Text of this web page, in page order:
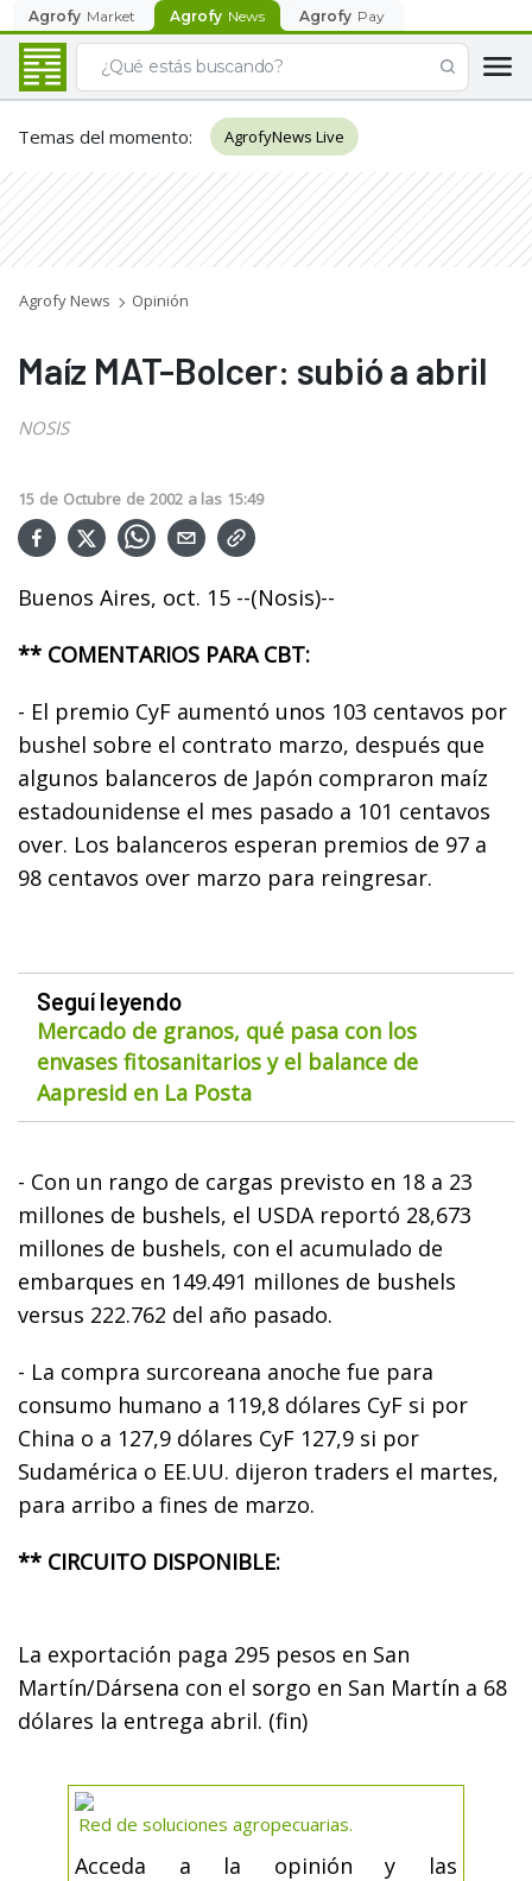
Agrofy Market Agrofy News Agrofy Pay
Temas del momento: AgrofyNews Live
Agrofy News Opinión
Maíz MAT-Bolcer: subió a abril
NOSIS
15 de Octubre de 2002 a las 15:49
Buenos Aires, oct. 15 --(Nosis)--
** COMENTARIOS PARA CBT:
- El premio CyF aumentó unos 103 centavos por
bushel sobre el contrato marzo, después que
algunos balanceros de Japón compraron maíz
estadounidense el mes pasado a 101 centavos
over. Los balanceros esperan premios de 97 a
98 centavos over marzo para reingresar.
Seguí leyendo
Mercado de granos, qué pasa con los
envases fitosanitarios y el balance de
Aapresid en La Posta
- Con un rango de cargas previsto en 18 a 23
millones de bushels, el USDA reportó 28,673
millones de bushels, con el acumulado de
embarques en 149.491 millones de bushels
versus 222.762 del año pasado.
- La compra surcoreana anoche fue para
consumo humano a 119,8 dólares CyF si por
China o a 127,9 dólares CyF 127,9 si por
Sudamérica o EE.UU. dijeron traders el martes,
para arribo a fines de marzo.
** CIRCUITO DISPONIBLE:
La exportación paga 295 pesos en San
Martín/Dársena con el sorgo en San Martín a 68
dólares la entrega abril. (fin)
Red de soluciones agropecuarias.
Acceda a la opinión y las